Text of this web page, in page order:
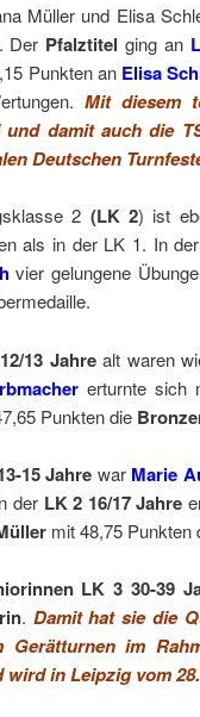
Müller und Elisa
Der Pfalztitelging an
Punkten an Elisa
Mit diesem
und damit auch die
Deutschen
2 (LK 2) ist
als in der LK 1. In
vier gelungene
13 Jahrealt waren
erturnte sich
Punkten die
15 Jahre war Marie
der LK 2 16/17 Jahre
mit 48,75 Punkten
LK 3 30-39
. Damit hat sie die
Gerätturnen im
in Leipzig vom